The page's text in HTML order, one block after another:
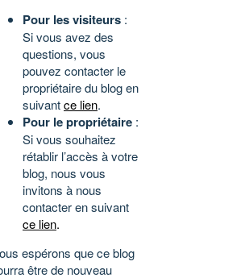
Pour les visiteurs :
Si vous avez des
questions, vous
pouvez contacter le
propriétaire du blog en
suivantce lien.
Pour le propriétaire :
Si vous souhaitez
rétablir l’accès à votre
blog, nous vous
invitons à nous
contacter en suivant
ce lien.
espérons que ce blog
être de nouveau